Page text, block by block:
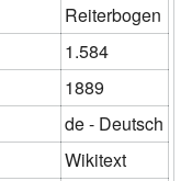
Reiterbogen
1.584
1889
de - Deutsch
Wikitext